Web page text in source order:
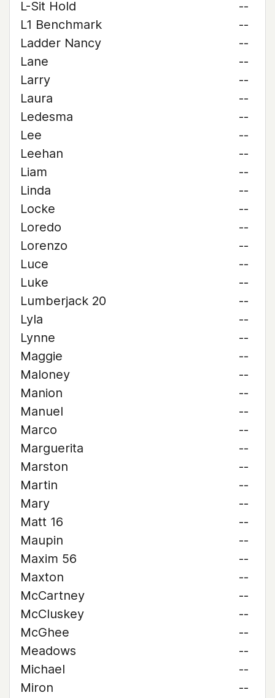
L-Sit Hold
--
L1 Benchmark
--
Ladder Nancy
--
Lane
--
Larry
--
Laura
--
Ledesma
--
Lee
--
Leehan
--
Liam
--
Linda
--
Locke
--
Loredo
--
Lorenzo
--
Luce
--
Luke
--
Lumberjack 20
--
Lyla
--
Lynne
--
Maggie
--
Maloney
--
Manion
--
Manuel
--
Marco
--
Marguerita
--
Marston
--
Martin
--
Mary
--
Matt 16
--
Maupin
--
Maxim 56
--
Maxton
--
McCartney
--
McCluskey
--
McGhee
--
Meadows
--
Michael
--
Miron
--